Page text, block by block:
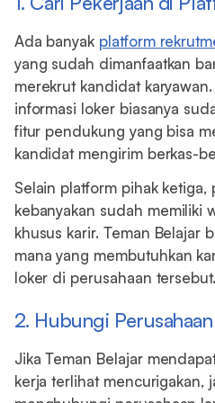
Ada banyak platform
yang sudah dimanfaatkan
merekrut kandidat
informasi loker biasanya
fitur pendukung yang bisa
kandidat mengirim berkas-
Selain platform pihak ketiga,
kebanyakan sudah memiliki
khusus karir. Teman Belajar
mana yang membutuhkan
loker di perusahaan tersebut.
2. Hubungi
Jika Teman Belajar
kerja terlihat mencurigakan,